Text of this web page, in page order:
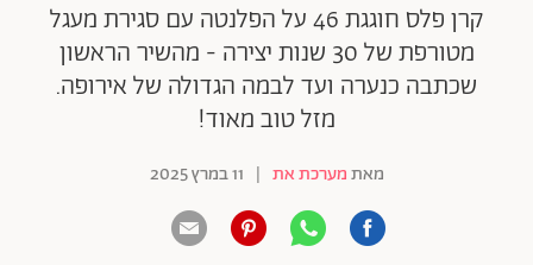
קרן פלס חוגגת 46 על הפלנטה עם סגירת מעגל
מטורפת של 30 שנות יצירה - מהשיר הראשון
שכתבה כנערה ועד לבמה הגדולה של אירופה.
מזל טוב מאוד!
מאתמערכת את | 11 במרץ 2025